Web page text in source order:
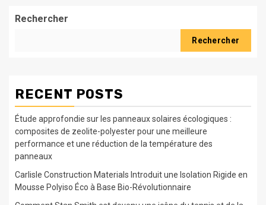
Rechercher
Rechercher
RECENT POSTS
Étude approfondie sur les panneaux solaires écologiques :
composites de zeolite-polyester pour une meilleure
performance et une réduction de la température des
panneaux
Carlisle Construction Materials Introduit une Isolation Rigide en
Mousse Polyiso Éco à Base Bio-Révolutionnaire